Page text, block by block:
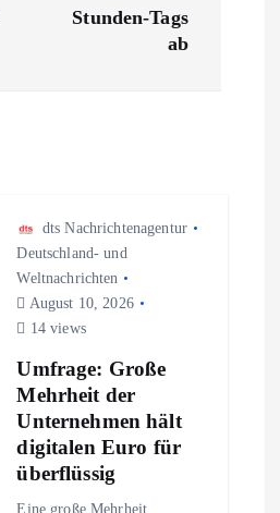
Stunden-Tags
ab
dts Nachrichtenagentur
Deutschland- und
Weltnachrichten
August 10, 2026
14 views
Umfrage: Große
Mehrheit der
Unternehmen hält
digitalen Euro für
überflüssig
Eine große Mehrheit